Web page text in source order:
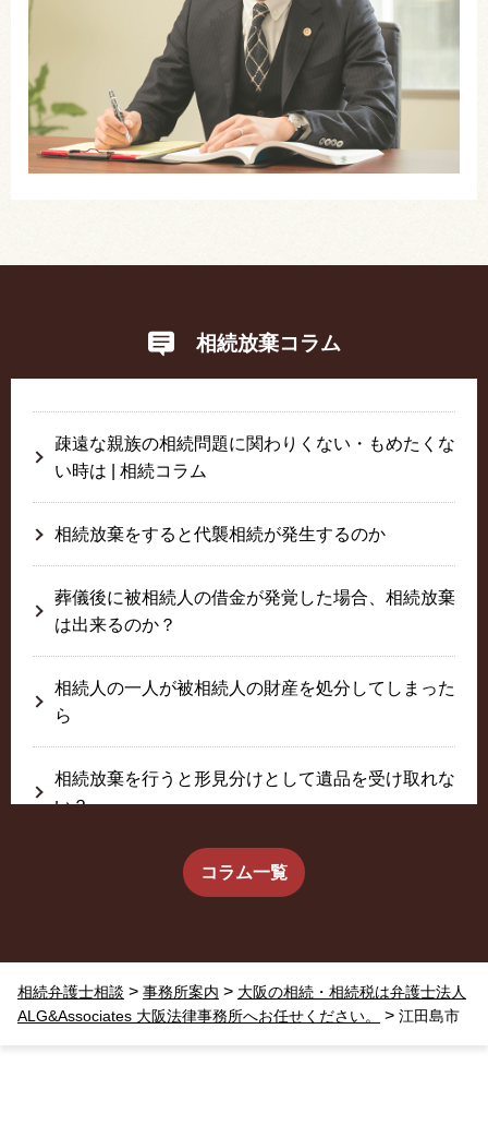
相続放棄コラム
疎遠な親族の相続問題に関わりくない・もめたくな
い時は | 相続コラム
相続放棄をすると代襲相続が発生するのか
葬儀後に被相続人の借金が発覚した場合、相続放棄
は出来るのか？
相続人の一人が被相続人の財産を処分してしまった
ら
相続放棄を行うと形見分けとして遺品を受け取れな
い？
生前に相続放棄すると約束した念書は有効か？
相続放棄した結果、思い出の詰まったこの家から追
い出されました。
コラム一覧
相続弁護士相談 > 事務所案内 > 大阪の相続・相続税は弁護士法人
ALG&Associates 大阪法律事務所へお任せください。
> 江田島市